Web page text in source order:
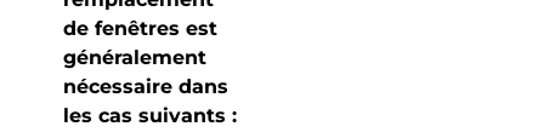
de fenêtres est
généralement
nécessaire dans
les cas suivants :